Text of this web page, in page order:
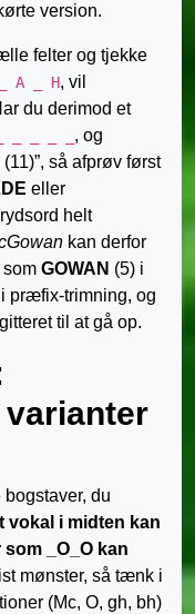
version.
felter og tjekke
A _ H, vil
du derimod et
, og
så afprøv først
eller
helt
kan derfor
som GOWAN (5) i
præfix-trimning, og
til at gå op.
varianter
du
vokal i midten kan
_O_O kan
mønster, så tænk i
(Mc, O, gh, bh)